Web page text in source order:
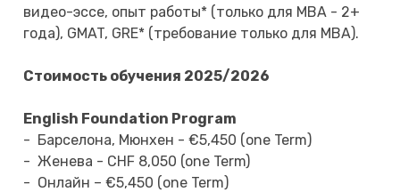
видео-эссе, опыт работы* (только для MBA - 2+
года), GMAT, GRE* (требование только для MBA).
Стоимость обучения 2025/2026
English Foundation Program
- Барселона, Мюнхен - €5,450 (one Term)
- Женева - CHF 8,050 (one Term)
- Онлайн – €5,450 (one Term)